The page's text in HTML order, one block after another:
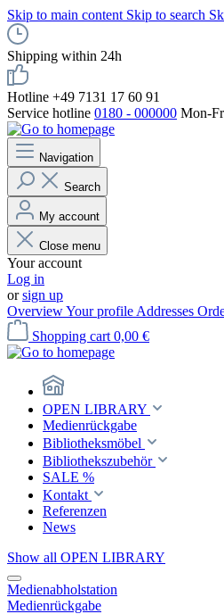
Skip to main content Skip to search
Shipping within 24h
Hotline +49 7131 17 60 91
Service hotline 0180 - 000000 Mon-
Navigation
Search
My account
Close menu
Your account
Log in
orsign up
OverviewYour profile Addresses
Shopping cart 0,00 €
OPEN LIBRARY
Medienrückgabe
Bibliotheksmöbel
Bibliothekszubehör
SALE %
Kontakt
Referenzen
News
Show all OPEN LIBRARY
Medienabholstation
Medienrückgabe